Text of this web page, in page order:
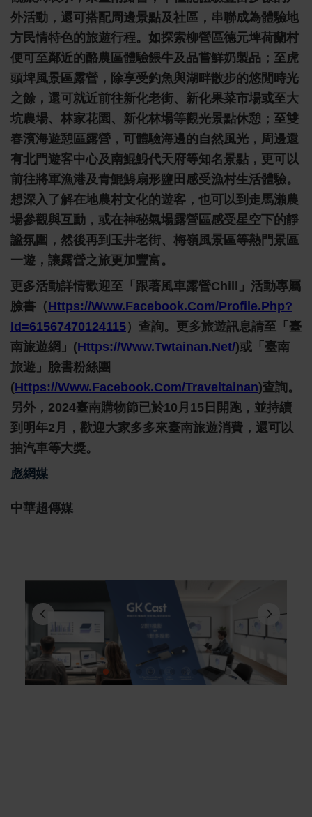
外活動，還可搭配周邊景點及社區，串聯成為體驗地
方民情特色的旅遊行程。如探索柳營區德元埤荷蘭村
便可至鄰近的酪農區體驗餵牛及品嘗鮮奶製品；至虎
頭埤風景區露營，除享受釣魚與湖畔散步的悠閒時光
之餘，還可就近前往新化老街、新化果菜市場或至大
坑農場、林家花園、新化林場等觀光景點休憩；至雙
春濱海遊憩區露營，可體驗海邊的自然風光，周邊還
有北門遊客中心及南鯤鯓代天府等知名景點，更可以
前往將軍漁港及青鯤鯓扇形鹽田感受漁村生活體驗。
想深入了解在地農村文化的遊客，也可以到走馬瀨農
場參觀與互動，或在神秘氣場露營區感受星空下的靜
謐氛圍，然後再到玉井老街、梅嶺風景區等熱門景區
一遊，讓露營之旅更加豐富。
更多活動詳情歡迎至「跟著風車露營chill」活動專屬
臉書（Https://www.facebook.com/profile.php?
Id=61567470124115）查詢。更多旅遊訊息請至「臺
南旅遊網」(Https://www.twtainan.net/)或「臺南
旅遊」臉書粉絲團
(Https://www.facebook.com/traveltainan)查詢。
另外，2024臺南購物節已於10月15日開跑，並持續
到明年2月，歡迎大家多多來臺南旅遊消費，還可以
抽汽車等大獎。
彪網媒
中華超傳媒